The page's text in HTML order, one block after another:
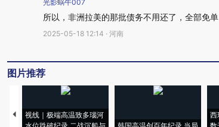
光影蜗牛007
所以，非洲拉美的那批债务不用还了，全部免
2025-05-18 12:14 · 河南
图片推荐
视线｜极端高温致多瑙河
西